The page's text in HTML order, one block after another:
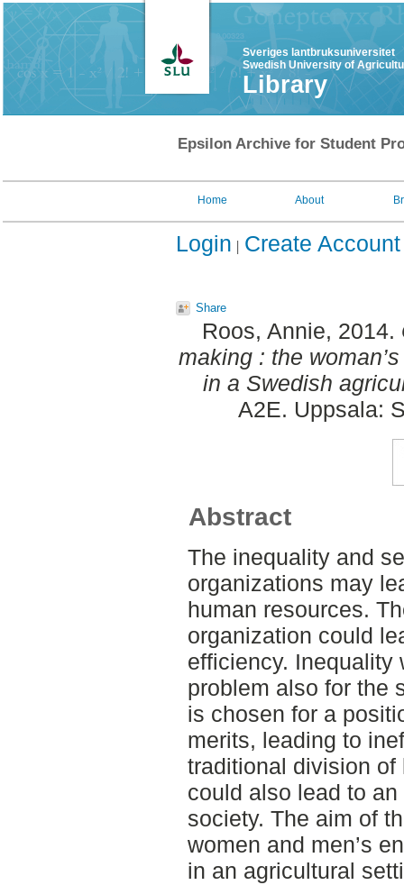
Sveriges lantbruksuniversitet
Swedish University of
Library
Epsilon Archive for Student
Home About
Login Create Account
Share
Roos, Annie, 2014.
making : the
in a Swedish
A2E. Uppsala:
Abstract
The inequality and
organizations may
human resources.
organization could
efficiency. Inequality
problem also for the
is chosen for a
merits, leading to
traditional division
could also lead to
society. The aim of
women and men’s
in an agricultural